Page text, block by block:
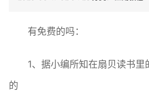
有免费的吗：
1、据小编所知在扇贝读书
的